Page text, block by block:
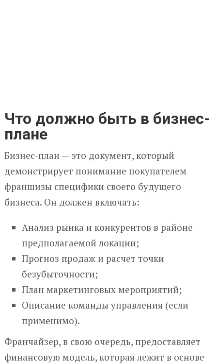
Что должно быть в бизнес-
плане
Бизнес-план — это документ, который
демонстрирует понимание покупателем
франшизы специфики своего будущего
бизнеса. Он должен включать:
Анализ рынка и конкурентов в районе
предполагаемой локации;
Прогноз продаж и расчет точки
безубыточности;
План маркетинговых мероприятий;
Описание команды управления (если
применимо).
Франчайзер, в свою очередь, предоставляет
финансовую модель, которая лежит в основе